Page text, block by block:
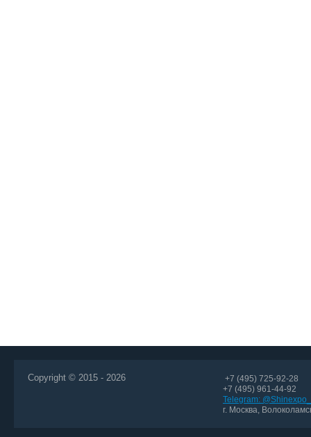
Copyright © 2015 - 2026
+7 (495) 725-92-28
+7 (495) 961-44-92
Telegram:
г. Москва,